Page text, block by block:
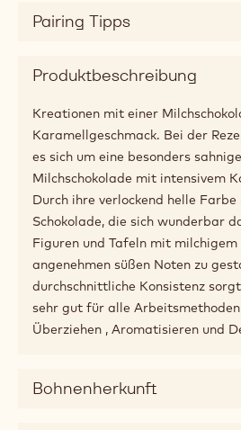
Pairing Tipps
Produktbeschreibung
Kreationen mit einer
Karamellgeschmack. Bei der
es sich um eine besonders
Milchschokolade mit intensivem
Durch ihre verlockend helle Farbe
Schokolade, die sich wunderbar
Figuren und Tafeln mit milchigem
angenehmen süßen Noten zu
durchschnittliche Konsistenz
sehr gut für alle
Überziehen , Aromatisieren und
Bohnenherkunft